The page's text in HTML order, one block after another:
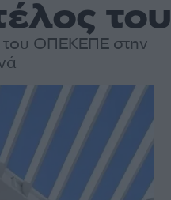
του ΟΠΕΚΕΠΕ στην